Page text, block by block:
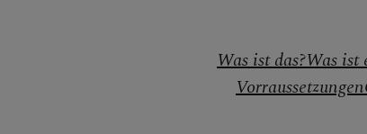
Dom
Was ist das?Was ist
Vorraussetzungen